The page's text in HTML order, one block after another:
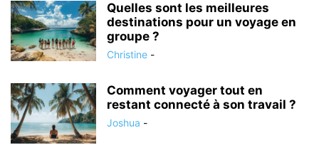
Quelles sont les meilleures
destinations pour un voyage en
groupe ?
Christine -
Comment voyager tout en
restant connecté à son travail ?
Joshua -